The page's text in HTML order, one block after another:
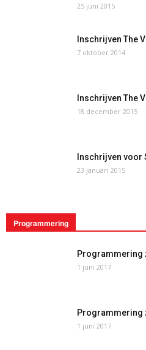
25 juni 2015
Inschrijven The
7 oktober 2014
Inschrijven The
18 december 2015
Inschrijven voor
23 januari 2015
Programmering
Programmering
1 juni 2017
Programmering
1 juni 2017